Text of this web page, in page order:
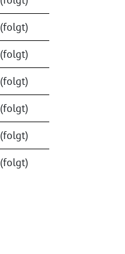
(folgt)
(folgt)
(folgt)
(folgt)
(folgt)
(folgt)